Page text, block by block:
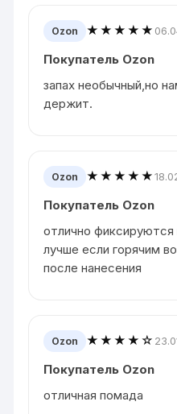
Ozon ★★★★★
Покупатель Ozon
запах необычный,но
держит.
Ozon ★★★★★
Покупатель Ozon
отлично
лучше если горячим
после нанесения
Ozon ★★★★☆
Покупатель Ozon
отличная помада